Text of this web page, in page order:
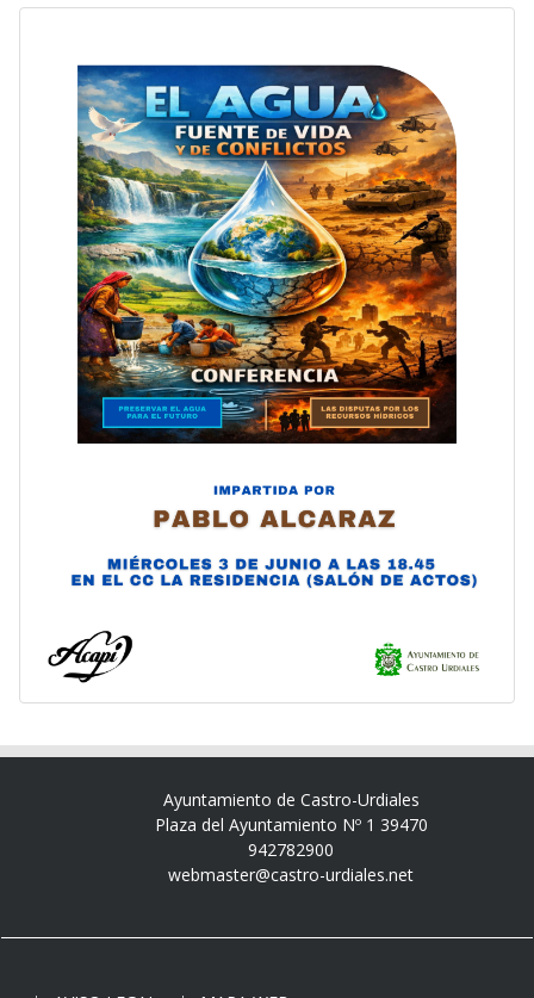
Ayuntamiento de Castro-Urdiales
Plaza del Ayuntamiento Nº 1 39470
942782900
webmaster@castro-urdiales.net